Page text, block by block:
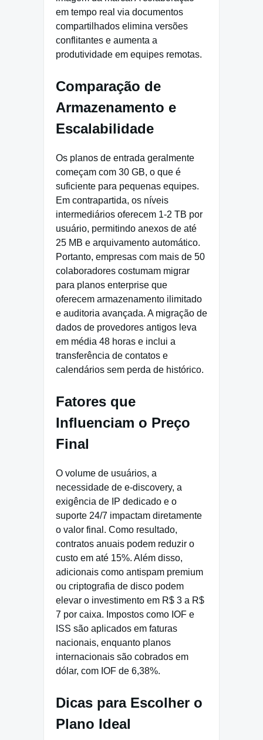
em tempo real via documentos
compartilhados elimina versões
conflitantes e aumenta a
produtividade em equipes remotas.
Comparação de
Armazenamento e
Escalabilidade
Os planos de entrada geralmente
começam com 30 GB, o que é
suficiente para pequenas equipes.
Em contrapartida, os níveis
intermediários oferecem 1-2 TB por
usuário, permitindo anexos de até
25 MB e arquivamento automático.
Portanto, empresas com mais de 50
colaboradores costumam migrar
para planos enterprise que
oferecem armazenamento ilimitado
e auditoria avançada. A migração de
dados de provedores antigos leva
em média 48 horas e inclui a
transferência de contatos e
calendários sem perda de histórico.
Fatores que
Influenciam o Preço
Final
O volume de usuários, a
necessidade de e-discovery, a
exigência de IP dedicado e o
suporte 24/7 impactam diretamente
o valor final. Como resultado,
contratos anuais podem reduzir o
custo em até 15%. Além disso,
adicionais como antispam premium
ou criptografia de disco podem
elevar o investimento em R$ 3 a R$
7 por caixa. Impostos como IOF e
ISS são aplicados em faturas
nacionais, enquanto planos
internacionais são cobrados em
dólar, com IOF de 6,38%.
Dicas para Escolher o
Plano Ideal